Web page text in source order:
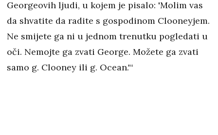
Georgeovih ljudi, u kojem je pisalo: 'Molim vas
da shvatite da radite s gospodinom Clooneyjem.
Ne smijete ga ni u jednom trenutku pogledati u
oči. Nemojte ga zvati George. Možete ga zvati
samo g. Clooney ili g. Ocean.'“